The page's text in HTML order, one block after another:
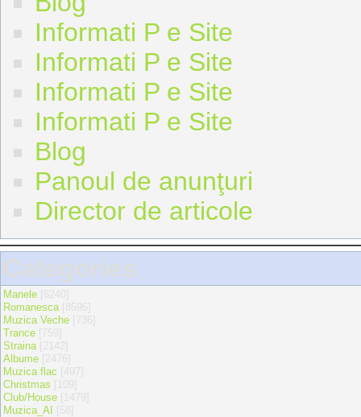
Informati P e Site
Informati P e Site
Informati P e Site
Informati P e Site
Blog
Panoul de anunţuri
Director de articole
Categories
Manele
Romanesca
Muzica Veche
Trance
Straina
Albume
Muzica flac
Christmas
Club/House
Muzica_AI